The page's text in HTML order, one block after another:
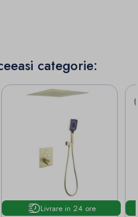
categorie:
Livrare in 24 ore